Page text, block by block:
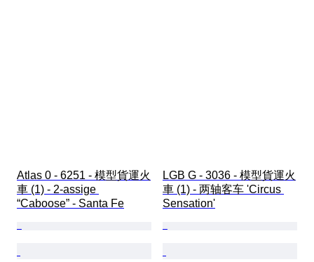
Atlas 0 - 6251 - 模型貨運火
車 (1) - 2-assige
“Caboose” - Santa Fe
LGB G - 3036 - 模型貨運火
車 (1) - 两轴客车 'Circus
Sensation'